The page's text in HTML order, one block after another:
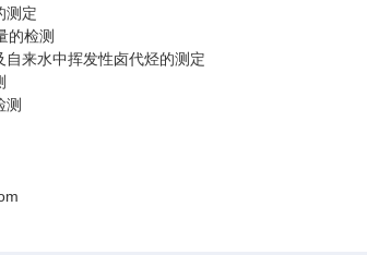
测定
的检测
来水中挥发性卤代烃的测定
测